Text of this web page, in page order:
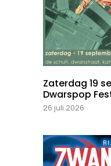
Zaterdag 19
Dwarspop
26 juli 2026